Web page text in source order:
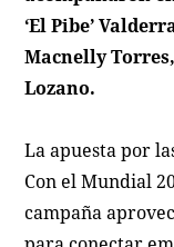
‘El Pibe’
Macnelly
Lozano.
La apuesta por
Con el Mundial
campaña